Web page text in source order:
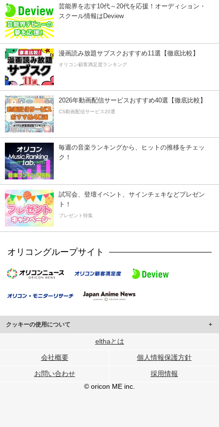
芸能界を志す10代～20代を応援！オーディション・
スクール情報はDeview
漫画読み放題サブスクおすすめ11選【徹底比較】
オリコン顧客満足度ランキング
2026年動画配信サービスおすすめ40選【徹底比較】
CS動画配信サービス20選
毎週の音楽ランキングから、ヒットの推移をチェッ
ク！
試写会、登壇イベント、サインチェキなどプレゼン
ト！
プレゼント特集
オリコングループサイト
クッキーの使用について
このサイトでは Cookie を使用して、ユーザーに合わせたコンテンツや広告の
行っています。
メディアや広告配信、データ解析の各パートナーに提供しています。
ユーザーが各パートナーのサービスを使用したときに収集した他の情報を組み
elthaとは
会社概要 個人情報保護方針
お問い合わせ
採用情報
© oricon ME inc.